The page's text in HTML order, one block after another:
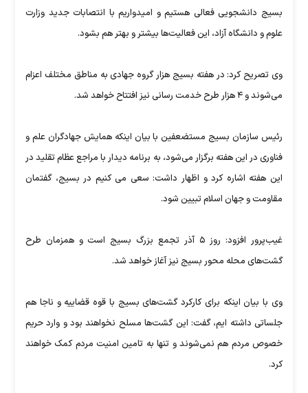
بسیج دانشجویی فعالی هستیم و امیدواریم با انتصابات جدید وزارت
علوم و دانشگاه آزاد، این فعالیت‌ها بیشتر و بهتر هم بشود.
وی تصریح کرد: در هفته بسیج هزار گروه جهادی به مناطق مختلف اعزام
می‌شوند و ۴ هزار طرح خدمت رسانی نیز افتتاح خواهد شد.
رئیس سازمان بسیج مستضعفین با بیان اینکه همایش جهادگران علم و
فناوری در این هفته برگزار می‌شود، به برنامه دیدار با مراجع عظام تقلید در
این هفته اشاره کرد و اظهار داشت: سعی می کنیم در بسیج، گفتمان
مقاومت و جهان اسلام تبیین شود.
غیب‌پرور افزود: روز ۵ آذر تجمع بزرگ بسیج است و همزمان طرح
گشت‌های محله محور بسیج نیز آغاز خواهد شد.
وی با بیان اینکه برای کارکرد گشت‌های بسیج با قوه قضاییه و ناجا هم
جلساتی داشته ایم، گفت: این گشت‌ها مسلح نخواهند بود و‌ وارد حریم
خصوص مردم هم نمی‌شوند و تنها به تامین امنیت مردم کمک خواهند
کرد.